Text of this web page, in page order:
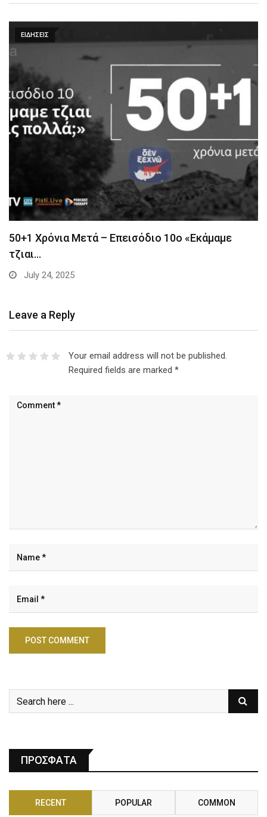
ΕΙΔΗΣΕΙΣ
50+1 Χρόνια Μετά – Επεισόδιο 10ο «Εκάμαμε
τζιαι…
July 24, 2025
Leave a Reply
Your email address will not be published.
Required fields are marked *
ΠΡΟΣΦΑΤΑ
RECENT POPULAR COMMON